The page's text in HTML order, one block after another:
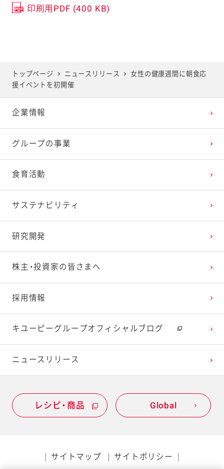
印刷用PDF (400 KB)
トップページ ニュースリリース
女性の健康週間に朝食応
援イベントを初開催
企業情報
グループの事業
食育活動
サステナビリティ
研究開発
株主・投資家の皆さまへ
採用情報
キユーピーグループオフィシャルブログ
ニュースリリース
レシピ・商品 Global
サイトマップ サイトポリシー